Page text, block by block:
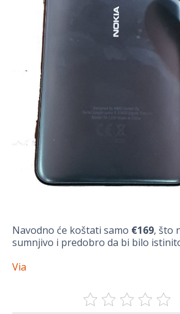
Navodno će koštati samo €169, što
sumnjivo i predobro da bi bilo
Via